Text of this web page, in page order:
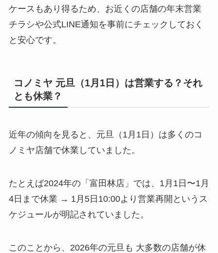
ケースもあり得るため、お近くの店舗の年末営業
チラシや公式LINE通知を事前にチェックしておく
と安心です。
コノミヤ 元旦（1月1日）は営業する？それ
とも休業？
近年の傾向を見ると、元旦（1月1日）は多くのコ
ノミヤ店舗で休業していました。
たとえば2024年の「富田林店」では、1月1日〜1月
4日まで休業 → 1月5日10:00より営業再開というス
ケジュールが明記されていました。
このことから、2026年の元旦も 大多数の店舗が休